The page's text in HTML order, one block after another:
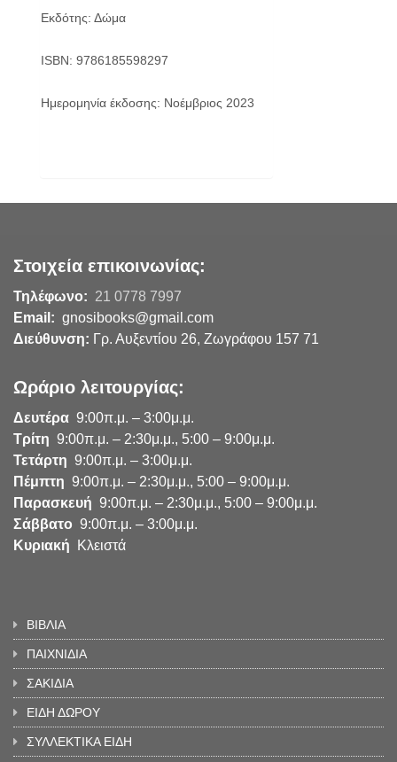
Εκδότης: Δώμα
ISBN: 9786185598297
Ημερομηνία έκδοσης: Νοέμβριος 2023
Στοιχεία επικοινωνίας:
Τηλέφωνο: 21 0778 7997
Email: gnosibooks@gmail.com
Διεύθυνση: Γρ. Αυξεντίου 26, Ζωγράφου 157 71
Ωράριο λειτουργίας:
Δευτέρα 9:00π.μ. – 3:00μ.μ.
Τρίτη 9:00π.μ. – 2:30μ.μ., 5:00 – 9:00μ.μ.
Τετάρτη 9:00π.μ. – 3:00μ.μ.
Πέμπτη 9:00π.μ. – 2:30μ.μ., 5:00 – 9:00μ.μ.
Παρασκευή 9:00π.μ. – 2:30μ.μ., 5:00 – 9:00μ.μ.
Σάββατο 9:00π.μ. – 3:00μ.μ.
Κυριακή Κλειστά
ΒΙΒΛΙΑ
ΠΑΙΧΝΙΔΙΑ
ΣΑΚΙΔΙΑ
ΕΙΔΗ ΔΩΡΟΥ
ΣΥΛΛΕΚΤΙΚΑ ΕΙΔΗ